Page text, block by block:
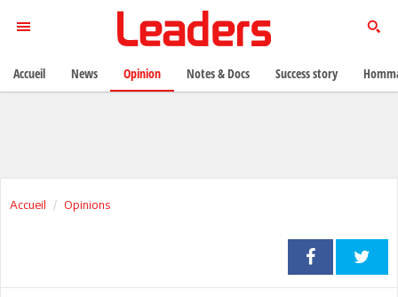
Accueil Opinions
Accueil News Opinion Notes & Docs Success story